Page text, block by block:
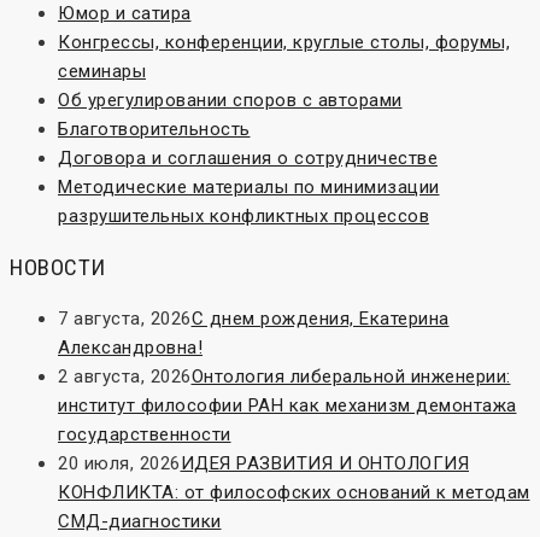
Юмор и сатира
Конгрессы, конференции, круглые столы, форумы,
семинары
Об урегулировании споров с авторами
Благотворительность
Договора и соглашения о сотрудничестве
Методические материалы по минимизации
разрушительных конфликтных процессов
НОВОСТИ
7 августа, 2026С днем рождения, Екатерина
Александровна!
2 августа, 2026Онтология либеральной инженерии:
институт философии РАН как механизм демонтажа
государственности
20 июля, 2026ИДЕЯ РАЗВИТИЯ И ОНТОЛОГИЯ
КОНФЛИКТА: от философских оснований к методам
СМД-диагностики